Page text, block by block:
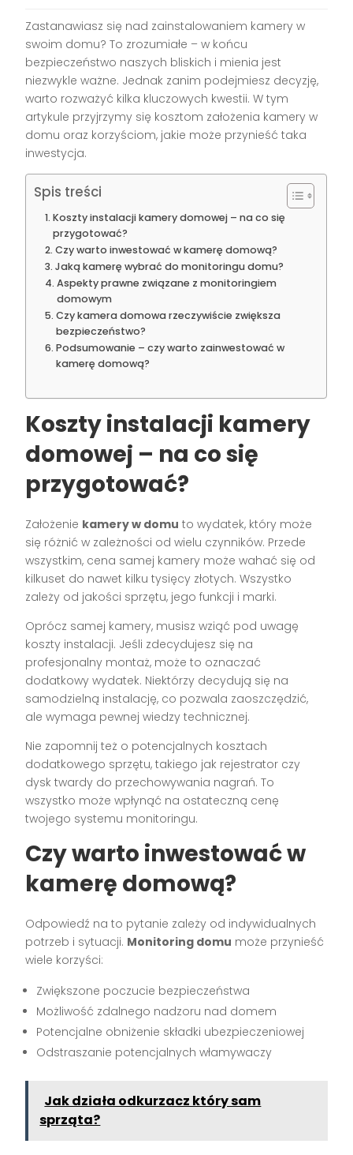
Zastanawiasz się nad zainstalowaniem kamery w
swoim domu? To zrozumiałe – w końcu
bezpieczeństwo naszych bliskich i mienia jest
niezwykle ważne. Jednak zanim podejmiesz decyzję,
warto rozważyć kilka kluczowych kwestii. W tym
artykule przyjrzymy się kosztom założenia kamery w
domu oraz korzyściom, jakie może przynieść taka
inwestycja.
Spis treści
Koszty instalacji kamery domowej – na co się
przygotować?
Czy warto inwestować w kamerę domową?
Jaką kamerę wybrać do monitoringu domu?
Aspekty prawne związane z monitoringiem
domowym
Czy kamera domowa rzeczywiście zwiększa
bezpieczeństwo?
Podsumowanie – czy warto zainwestować w
kamerę domową?
Koszty instalacji kamery
domowej – na co się
przygotować?
Założenie kamery w domu to wydatek, który może
się różnić w zależności od wielu czynników. Przede
wszystkim, cena samej kamery może wahać się od
kilkuset do nawet kilku tysięcy złotych. Wszystko
zależy od jakości sprzętu, jego funkcji i marki.
Oprócz samej kamery, musisz wziąć pod uwagę
koszty instalacji. Jeśli zdecydujesz się na
profesjonalny montaż, może to oznaczać
dodatkowy wydatek. Niektórzy decydują się na
samodzielną instalację, co pozwala zaoszczędzić,
ale wymaga pewnej wiedzy technicznej.
Nie zapomnij też o potencjalnych kosztach
dodatkowego sprzętu, takiego jak rejestrator czy
dysk twardy do przechowywania nagrań. To
wszystko może wpłynąć na ostateczną cenę
twojego systemu monitoringu.
Czy warto inwestować w
kamerę domową?
Odpowiedź na to pytanie zależy od indywidualnych
potrzeb i sytuacji. Monitoring domu może przynieść
wiele korzyści:
Zwiększone poczucie bezpieczeństwa
Możliwość zdalnego nadzoru nad domem
Potencjalne obniżenie składki ubezpieczeniowej
Odstraszanie potencjalnych włamywaczy
Jak działa odkurzacz który sam
sprząta?